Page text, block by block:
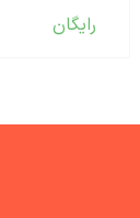
رایگان